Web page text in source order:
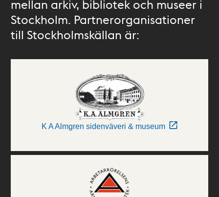
mellan arkiv, bibliotek och museer i
Stockholm. Partnerorganisationer
till Stockholmskällan är:
K A Almgren sidenväveri & museum